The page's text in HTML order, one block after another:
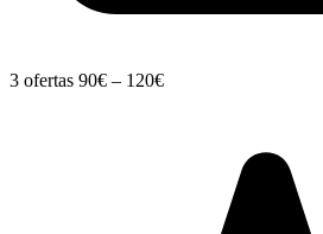
3 ofertas 90€ – 120€